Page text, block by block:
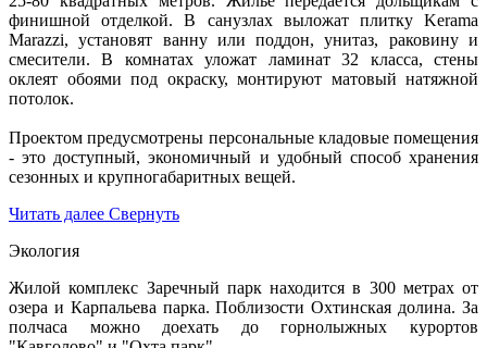
финишной отделкой. В санузлах выложат плитку Kerama
Marazzi, установят ванну или поддон, унитаз, раковину и
смесители. В комнатах уложат ламинат 32 класса, стены
оклеят обоями под окраску, монтируют матовый натяжной
потолок.
Проектом предусмотрены персональные кладовые помещения
- это доступный, экономичный и удобный способ хранения
сезонных и крупногабаритных вещей.
Читать далее Свернуть
Экология
Жилой комплекс Заречный парк находится в 300 метрах от
озера и Карпальева парка. Поблизости Охтинская долина. За
полчаса можно доехать до горнолыжных курортов